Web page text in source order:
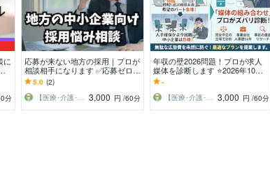
に
分
応募が来ない地方の採用｜プロが
相談相手になります ✅応募ゼロか
ら脱却！求人票添削から採用戦略
まで伴走します
5.0 (2)
【医療･介護･福祉】採用代行RPO－W 3,000 円 /60分
年収の壁2026問題！プロが求人
媒体を診断します ⭐2026年10月
～の人手不足懸念解決！最適な求
人媒体を提案
-
【医療･介護･福祉】採用代行RPO－W 3,000 円 /60分